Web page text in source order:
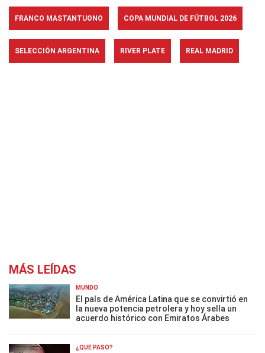
FRANCO MASTANTUONO COPA MUNDIAL DE FÚTBOL 2026
SELECCIÓN ARGENTINA RIVER PLATE REAL MADRID
MÁS LEÍDAS
MUNDO
El país de América Latina que se convirtió en
la nueva potencia petrolera y hoy sella un
acuerdo histórico con Emiratos Árabes
¿QUÉ PASÓ?